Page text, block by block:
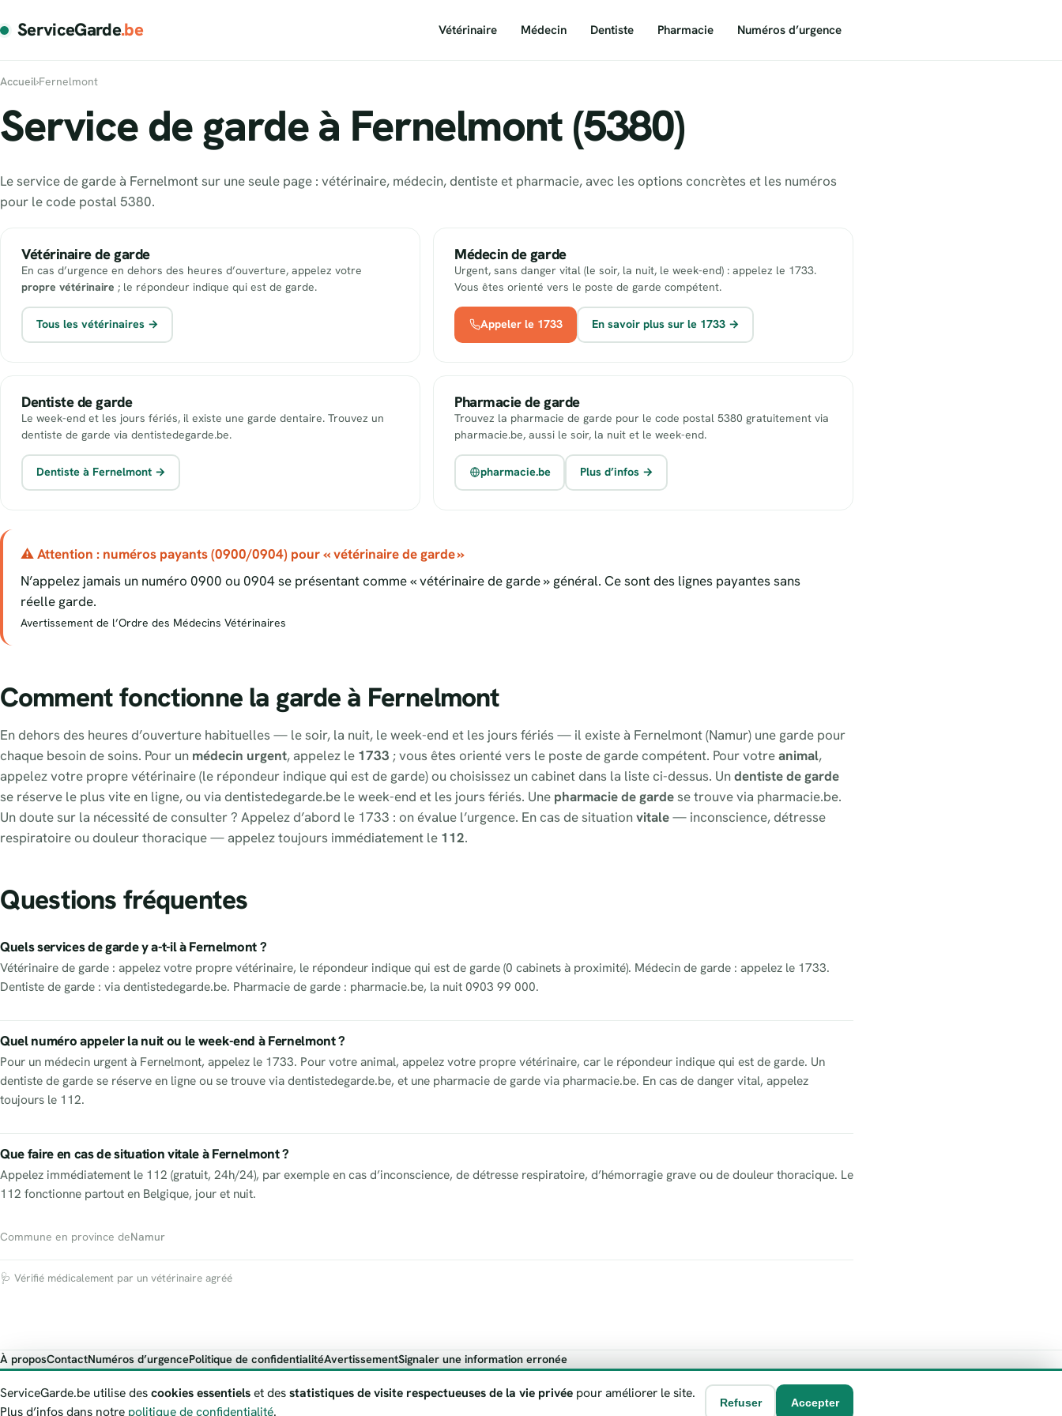
ServiceGarde.be Vétérinaire Médecin Dentiste Pharmacie Numéros d’urgence
Accueil›Fernelmont
Service de garde à Fernelmont (5380)
Le service de garde à Fernelmont sur une seule page : vétérinaire, médecin, dentiste et pharmacie, avec les options concrètes et les numéros
pour le code postal 5380.
Vétérinaire de garde
En cas d’urgence en dehors des heures d’ouverture, appelez votre
propre vétérinaire ; le répondeur indique qui est de garde.
Tous les vétérinaires →
Médecin de garde
Urgent, sans danger vital (le soir, la nuit, le week-end) : appelez le 1733.
Vous êtes orienté vers le poste de garde compétent.
Appeler le 1733 En savoir plus sur le 1733 →
Dentiste de garde
Le week-end et les jours fériés, il existe une garde dentaire. Trouvez un
dentiste de garde via dentistedegarde.be.
Dentiste à Fernelmont →
Pharmacie de garde
Trouvez la pharmacie de garde pour le code postal 5380 gratuitement via
pharmacie.be, aussi le soir, la nuit et le week-end.
pharmacie.be Plus d’infos →
⚠ Attention : numéros payants (0900/0904) pour « vétérinaire de garde »
N’appelez jamais un numéro 0900 ou 0904 se présentant comme « vétérinaire de garde » général. Ce sont des lignes payantes sans
réelle garde.
Avertissement de l’Ordre des Médecins Vétérinaires
Comment fonctionne la garde à Fernelmont
En dehors des heures d’ouverture habituelles — le soir, la nuit, le week-end et les jours fériés — il existe à Fernelmont (Namur) une garde pour
chaque besoin de soins. Pour un médecin urgent, appelez le 1733 ; vous êtes orienté vers le poste de garde compétent. Pour votreanimal,
appelez votre propre vétérinaire (le répondeur indique qui est de garde) ou choisissez un cabinet dans la liste ci-dessus. Undentiste de garde
se réserve le plus vite en ligne, ou via dentistedegarde.be le week-end et les jours fériés. Une pharmacie de gardese trouve via pharmacie.be.
Un doute sur la nécessité de consulter ? Appelez d’abord le 1733 : on évalue l’urgence. En cas de situationvitale— inconscience, détresse
respiratoire ou douleur thoracique — appelez toujours immédiatement le 112.
Questions fréquentes
Quels services de garde y a-t-il à Fernelmont ?
Vétérinaire de garde : appelez votre propre vétérinaire, le répondeur indique qui est de garde (0 cabinets à proximité). Médecin de garde : appelez le 1733.
Dentiste de garde : via dentistedegarde.be. Pharmacie de garde : pharmacie.be, la nuit 0903 99 000.
Quel numéro appeler la nuit ou le week-end à Fernelmont ?
Pour un médecin urgent à Fernelmont, appelez le 1733. Pour votre animal, appelez votre propre vétérinaire, car le répondeur indique qui est de garde. Un
dentiste de garde se réserve en ligne ou se trouve via dentistedegarde.be, et une pharmacie de garde via pharmacie.be. En cas de danger vital, appelez
toujours le 112.
Que faire en cas de situation vitale à Fernelmont ?
Appelez immédiatement le 112 (gratuit, 24h/24), par exemple en cas d’inconscience, de détresse respiratoire, d’hémorragie grave ou de douleur thoracique. Le
112 fonctionne partout en Belgique, jour et nuit.
Commune en province deNamur
🩺 Vérifié médicalement par un vétérinaire agréé
À proposContactNuméros d’urgencePolitique de confidentialitéAvertissementSignaler une information erronée
ServiceGarde.be présente des informations publiques de garde à titre indicatif. En cas de danger vital, appelez toujours le 112.
ServiceGarde.be utilise descookies essentielset desstatistiques de visite respectueuses de la vie privée pour améliorer le site.
Plus d’infos dans notre politique de confidentialité.
Refuser Accepter